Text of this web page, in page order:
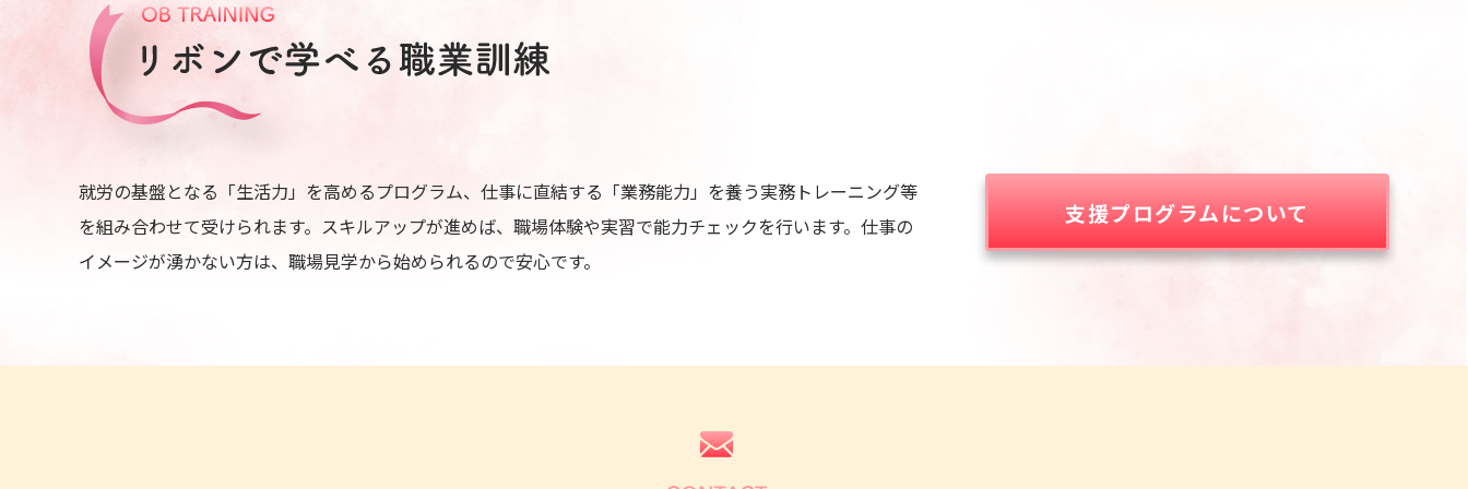
就労の基盤となる「生活力」を高めるプログラム、仕事に直結する「業務能力」を養う実務トレーニング等
を組み合わせて受けられます。スキルアップが進めば、職場体験や実習で能力チェックを行います。仕事の
イメージが湧かない方は、職場見学から始められるので安心です。
支援プログラムについて